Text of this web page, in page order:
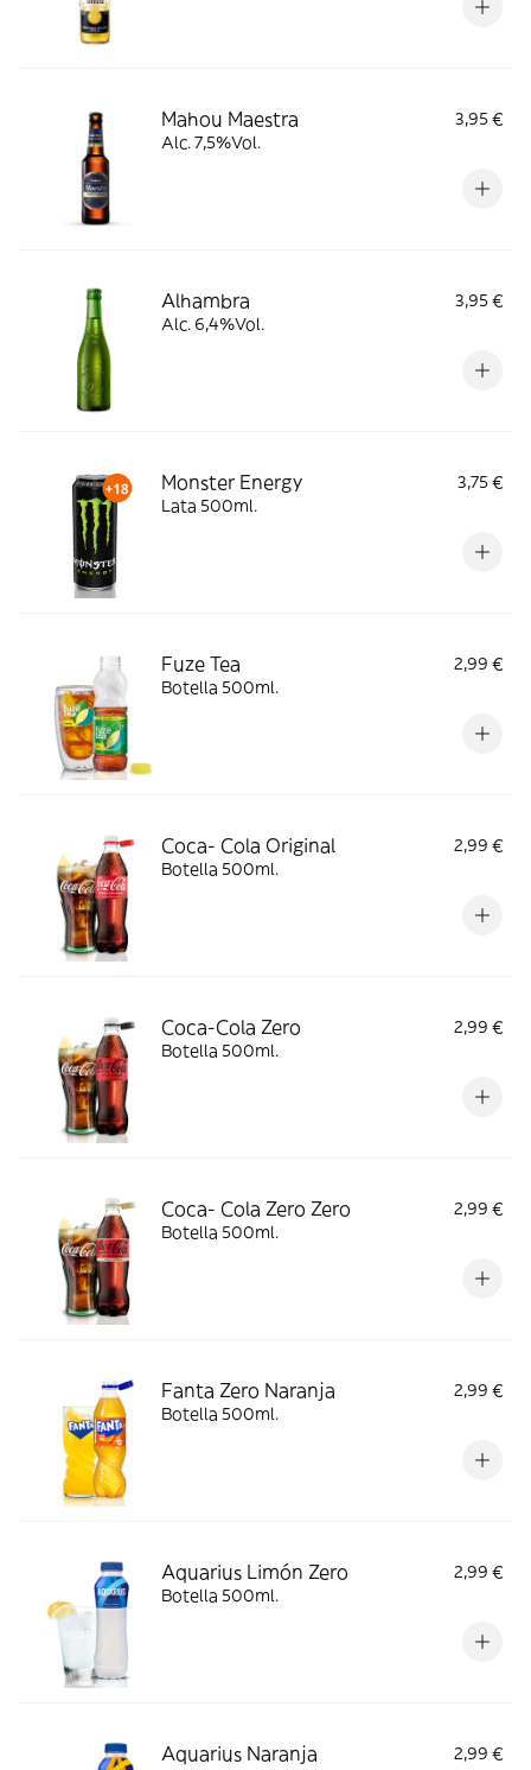
Mahou Maestra
3,95 €
Alc. 7,5%Vol.
Alhambra
3,95 €
Alc. 6,4%Vol.
Monster Energy
3,75 €
Lata 500ml.
Fuze Tea
2,99 €
Botella 500ml.
Coca- Cola Original
2,99 €
Botella 500ml.
Coca-Cola Zero
2,99 €
Botella 500ml.
Coca- Cola Zero Zero
2,99 €
Botella 500ml.
Fanta Zero Naranja
2,99 €
Botella 500ml.
Aquarius Limón Zero
2,99 €
Botella 500ml.
Aquarius Naranja
2,99 €